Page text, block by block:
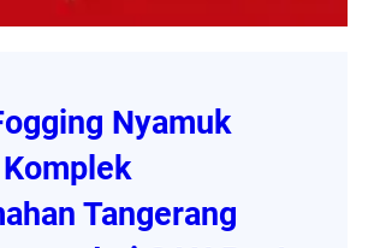
Nyamuk
Tangerang